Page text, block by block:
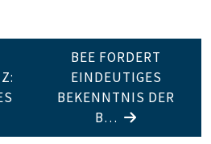
BEE FORDERT
EINDEUTIGES
BEKENNTNIS DER
B…